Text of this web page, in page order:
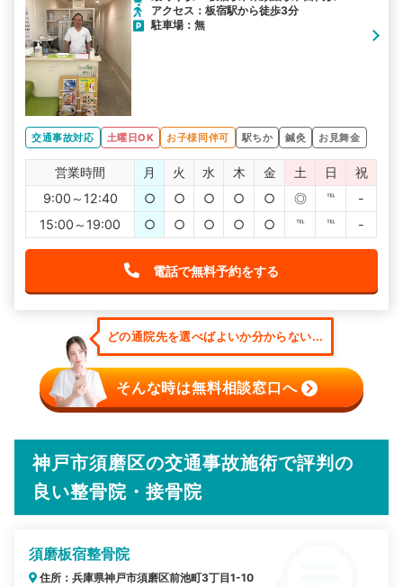
アクセス：板宿駅から徒歩3分
駐車場：無
交通事故対応 土曜日OK お子様同伴可 駅ちか 鍼灸 お見舞金
営業時間 月 火 水 木 金 土 日
祝
9:00～12:40
○ ○ ○ ○ ○ ◎ ℡
-
15:00～19:00
○ ○ ○ ○ ○ ℡ ℡ -
電話で無料予約をする
どの通院先を選べばよいか分からない...
そんな時は無料相談窓口へ
神戸市須磨区の交通事故施術で評判の
良い整骨院・接骨院
須磨板宿整骨院
住所：兵庫県神戸市須磨区前池町3丁目1-10